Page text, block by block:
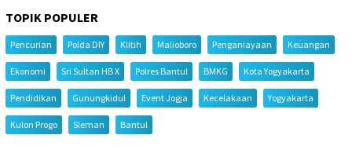
TOPIK POPULER
Pencurian Polda DIY Klitih Malioboro Penganiayaan Keuangan
Ekonomi Sri Sultan HB X Polres Bantul BMKG Kota Yogyakarta
Pendidikan Gunungkidul Event Jogja Kecelakaan Yogyakarta
Kulon Progo Sleman Bantul